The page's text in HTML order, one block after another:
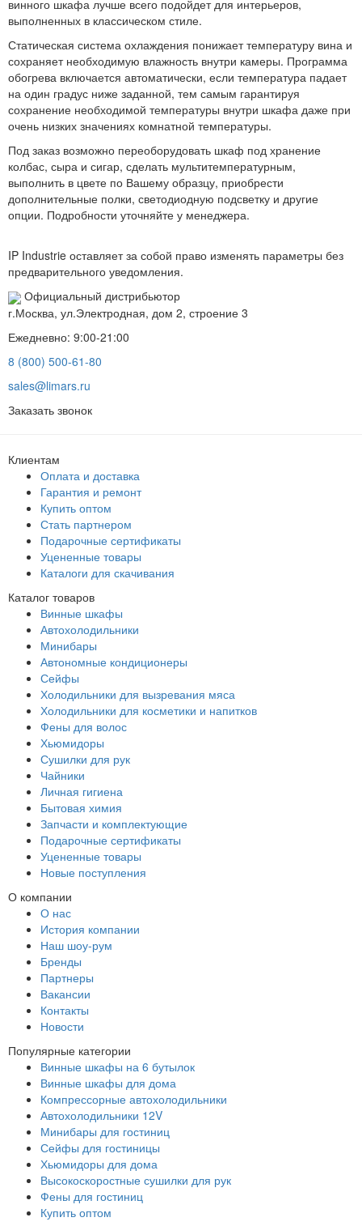
винного шкафа лучше всего подойдет для интерьеров,
выполненных в классическом стиле.
Статическая система охлаждения понижает температуру вина и
сохраняет необходимую влажность внутри камеры. Программа
обогрева включается автоматически, если температура падает
на один градус ниже заданной, тем самым гарантируя
сохранение необходимой температуры внутри шкафа даже при
очень низких значениях комнатной температуры.
Под заказ возможно переоборудовать шкаф под хранение
колбас, сыра и сигар, сделать мультитемпературным,
выполнить в цвете по Вашему образцу, приобрести
дополнительные полки, светодиодную подсветку и другие
опции. Подробности уточняйте у менеджера.
IP Industrie оставляет за собой право изменять параметры без
предварительного уведомления.
Официальный дистрибьютор
г.Москва, ул.Электродная, дом 2, строение 3
Ежедневно: 9:00-21:00
8 (800) 500-61-80
sales@limars.ru
Заказать звонок
Клиентам
Оплата и доставка
Гарантия и ремонт
Купить оптом
Стать партнером
Подарочные сертификаты
Уцененные товары
Каталоги для скачивания
Каталог товаров
Винные шкафы
Автохолодильники
Минибары
Автономные кондиционеры
Сейфы
Холодильники для вызревания мяса
Холодильники для косметики и напитков
Фены для волос
Хьюмидоры
Сушилки для рук
Чайники
Личная гигиена
Бытовая химия
Запчасти и комплектующие
Подарочные сертификаты
Уцененные товары
Новые поступления
О компании
О нас
История компании
Наш шоу-рум
Бренды
Партнеры
Вакансии
Контакты
Новости
Популярные категории
Винные шкафы на 6 бутылок
Винные шкафы для дома
Компрессорные автохолодильники
Автохолодильники 12V
Минибары для гостиниц
Сейфы для гостиницы
Хьюмидоры для дома
Высокоскоростные сушилки для рук
Фены для гостиниц
Купить оптом